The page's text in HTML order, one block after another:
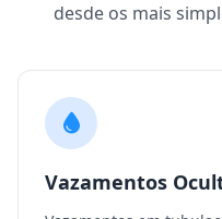
desde os mais
Vazamentos